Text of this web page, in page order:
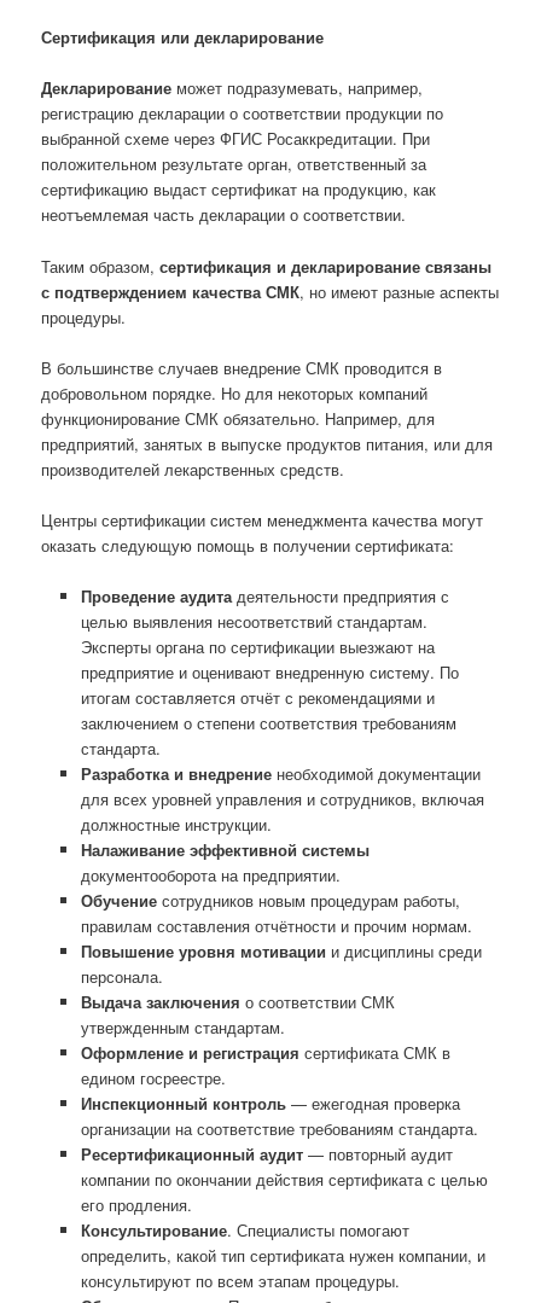
Сертификация или декларирование
Декларирование может подразумевать, например,
регистрацию декларации о соответствии продукции по
выбранной схеме через ФГИС Росаккредитации. При
положительном результате орган, ответственный за
сертификацию выдаст сертификат на продукцию, как
неотъемлемая часть декларации о соответствии.
Таким образом,сертификация и декларирование связаны
с подтверждением качества СМК, но имеют разные аспекты
процедуры.
В большинстве случаев внедрение СМК проводится в
добровольном порядке. Но для некоторых компаний
функционирование СМК обязательно. Например, для
предприятий, занятых в выпуске продуктов питания, или для
производителей лекарственных средств.
Центры сертификации систем менеджмента качества могут
оказать следующую помощь в получении сертификата:
Проведение аудитадеятельности предприятия с
целью выявления несоответствий стандартам.
Эксперты органа по сертификации выезжают на
предприятие и оценивают внедренную систему. По
итогам составляется отчёт с рекомендациями и
заключением о степени соответствия требованиям
стандарта.
Разработка и внедрениенеобходимой документации
для всех уровней управления и сотрудников, включая
должностные инструкции.
Налаживание эффективной системы
документооборота на предприятии.
Обучениесотрудников новым процедурам работы,
правилам составления отчётности и прочим нормам.
Повышение уровня мотивации и дисциплины среди
персонала.
Выдача заключения о соответствии СМК
утвержденным стандартам.
Оформление и регистрация сертификата СМК в
едином госреестре.
Инспекционный контроль— ежегодная проверка
организации на соответствие требованиям стандарта.
Ресертификационный аудит— повторный аудит
компании по окончании действия сертификата с целью
его продления.
Консультирование. Специалисты помогают
определить, какой тип сертификата нужен компании, и
консультируют по всем этапам процедуры.